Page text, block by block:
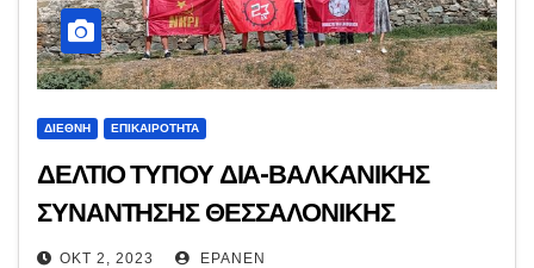
ΔΙΕΘΝΉ ΕΠΙΚΑΙΡΌΤΗΤΑ
ΔΕΛΤΙΟ ΤΥΠΟΥ ΔΙΑ-ΒΑΛΚΑΝΙΚΗΣ
ΣΥΝΑΝΤΗΣΗΣ ΘΕΣΣΑΛΟΝΙΚΗΣ
ΟΚΤ 2, 2023 EPANEN